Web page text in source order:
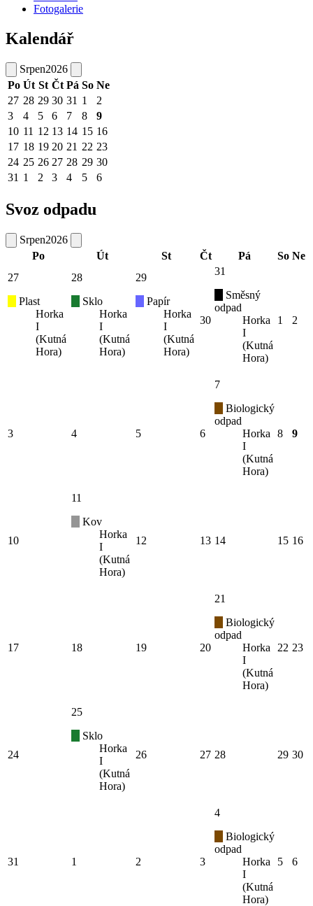
Fotogalerie
Kalendář
Srpen2026
Po Út St Čt Pá So Ne
27 28 29 30 31 1
2
3
4 5 6 7 8
9
10 11 12 13 14 15 16
17 18 19 20 21 22 23
24 25 26 27 28 29 30
31 1 2 3 4 5 6
Svoz odpadu
Srpen2026
Po
Út St Čt Pá So Ne
27
Plast
Horka
I
(Kutná
Hora)
28
Sklo
Horka
I
(Kutná
Hora)
29
Papír
Horka
I
(Kutná
Hora)
30
31
Směsný
odpad
Horka
I
(Kutná
Hora)
1 2
3 4 5 6
7
Biologický
odpad
Horka
I
(Kutná
Hora)
8 9
10
11
Kov
Horka
I
(Kutná
Hora)
12 13 14 15 16
17 18 19 20
21
Biologický
odpad
Horka
I
(Kutná
Hora)
22 23
24
25
Sklo
Horka
I
(Kutná
Hora)
26 27 28 29 30
31 1 2 3
4
Biologický
odpad
Horka
I
(Kutná
Hora)
5 6